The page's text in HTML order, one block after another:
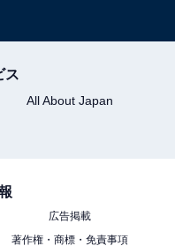
ス
All About Japan
広告掲載
著作権・商標・免責事項